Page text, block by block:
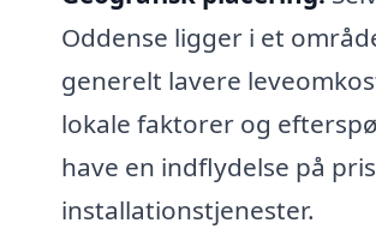
Oddense ligger i et
generelt lavere
lokale faktorer og
have en indflydelse på
installationstjenester.